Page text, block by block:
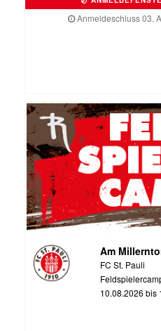
Anmeldeschluss 03.
Am
FC St. Pauli
10.08.2026 bis